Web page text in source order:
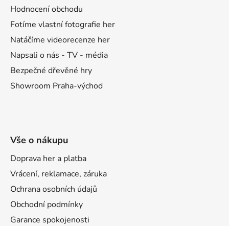
Hodnocení obchodu
Fotíme vlastní fotografie her
Natáčíme videorecenze her
Napsali o nás - TV - média
Bezpečné dřevěné hry
Showroom Praha-východ
Vše o nákupu
Doprava her a platba
Vrácení, reklamace, záruka
Ochrana osobních údajů
Obchodní podmínky
Garance spokojenosti